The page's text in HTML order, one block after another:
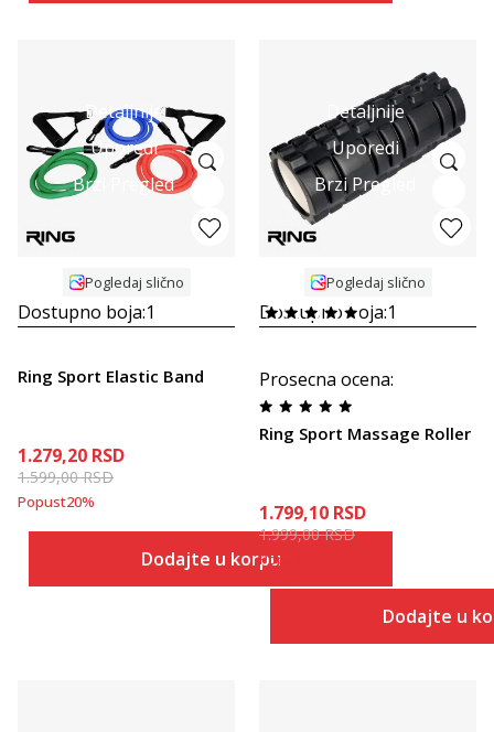
Detaljnije
Uporedi
Brzi Pregled
Pogledaj slično
Dostupno boja:1
Ring Sport Elastic Band
1.279,20 RSD
1.599,00RSD
Popust20%
Dodajte u korpu
Detaljnije
Uporedi
Brzi Pregled
Pogledaj slično
Dostupno boja:1
Prosecna ocena:
Ring Sport Massage Roller
1.799,10 RSD
1.999,00RSD
Popust
Dodajte u